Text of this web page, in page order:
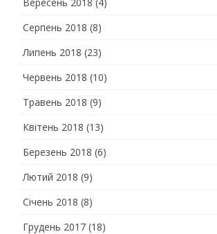
Серпень 2018 (8)
Липень 2018 (23)
Червень 2018 (10)
Травень 2018 (9)
Квітень 2018 (13)
Березень 2018 (6)
Лютий 2018 (9)
Січень 2018 (8)
Грудень 2017 (18)